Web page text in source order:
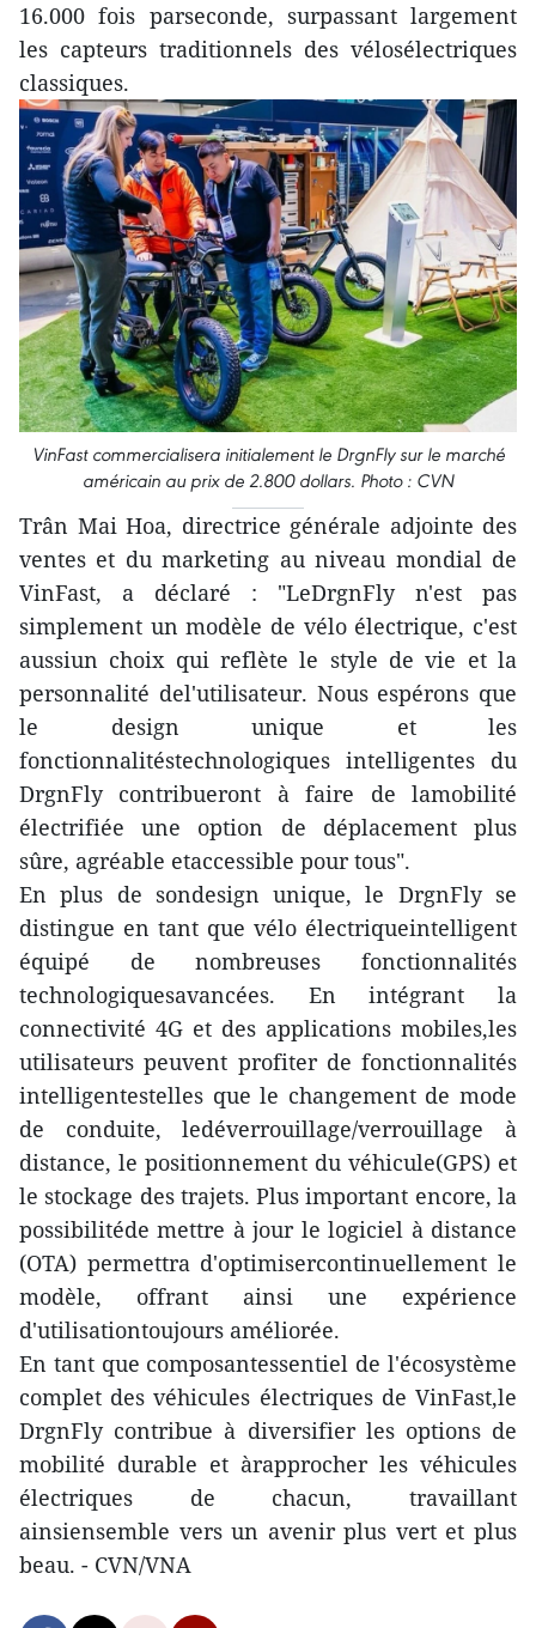
16.000 fois parseconde, surpassant largement
les capteurs traditionnels des vélosélectriques
classiques.
VinFast commercialisera initialement le DrgnFly sur le marché
américain au prix de 2.800 dollars. Photo : CVN
Trân Mai Hoa, directrice générale adjointe des
ventes et du marketing au niveau mondial de
VinFast, a déclaré : "LeDrgnFly n'est pas
simplement un modèle de vélo électrique, c'est
aussiun choix qui reflète le style de vie et la
personnalité del'utilisateur. Nous espérons que
le design unique et les
fonctionnalitéstechnologiques intelligentes du
DrgnFly contribueront à faire de lamobilité
électrifiée une option de déplacement plus
sûre, agréable etaccessible pour tous".
En plus de sondesign unique, le DrgnFly se
distingue en tant que vélo électriqueintelligent
équipé de nombreuses fonctionnalités
technologiquesavancées. En intégrant la
connectivité 4G et des applications mobiles,les
utilisateurs peuvent profiter de fonctionnalités
intelligentestelles que le changement de mode
de conduite, ledéverrouillage/verrouillage à
distance, le positionnement du véhicule(GPS) et
le stockage des trajets. Plus important encore, la
possibilitéde mettre à jour le logiciel à distance
(OTA) permettra d'optimisercontinuellement le
modèle, offrant ainsi une expérience
d'utilisationtoujours améliorée.
En tant que composantessentiel de l'écosystème
complet des véhicules électriques de VinFast,le
DrgnFly contribue à diversifier les options de
mobilité durable et àrapprocher les véhicules
électriques de chacun, travaillant
ainsiensemble vers un avenir plus vert et plus
beau. - CVN/VNA